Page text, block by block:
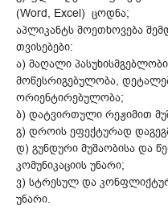
(Word, Excel) ცოდნა;
აპლიკანტს მოეთხოვება
თვისებები:
ა) მაღალი
მოწესრიგებულობა,
ორიენტირებულობა;
ბ) დატვირთული რეჟიმით
გ) დროის ეფექტურად
დ) გუნდური მუშაობისა და
კომუნიკაციის უნარი;
ვ) სტრესულ და კონფლიქტურ
უნარი.